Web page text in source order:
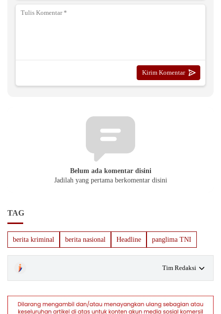
Belum ada komentar disini
Jadilah yang pertama berkomentar disini
TAG
berita kriminal berita nasional Headline panglima TNI
Tim Redaksi